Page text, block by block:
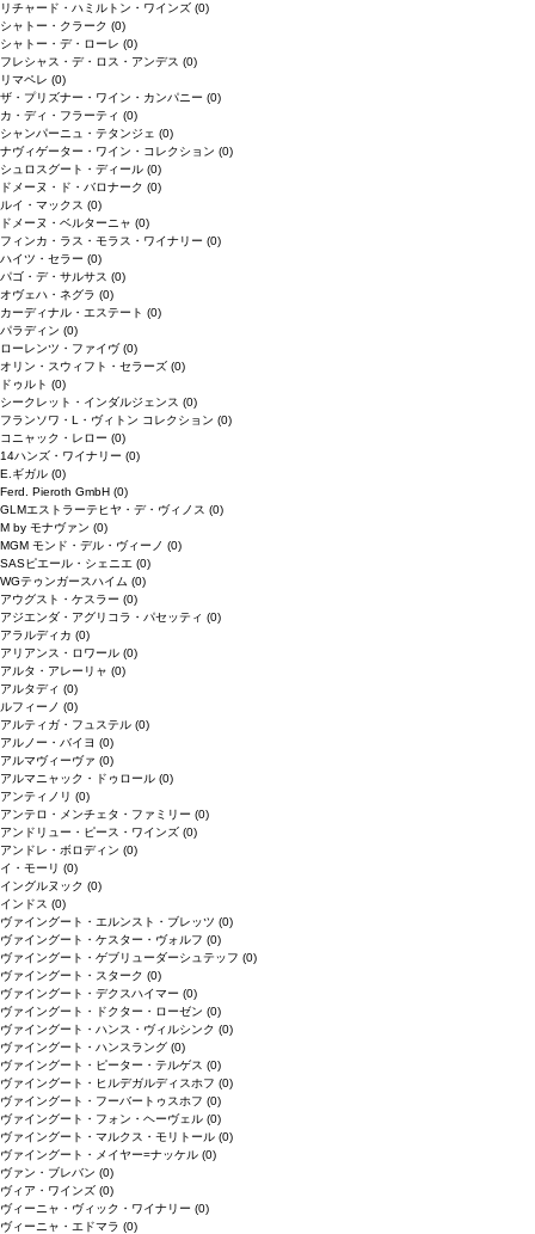
リチャード・ハミルトン・ワインズ (0)
シャトー・クラーク (0)
シャトー・デ・ローレ (0)
フレシャス・デ・ロス・アンデス (0)
リマペレ (0)
ザ・プリズナー・ワイン・カンパニー (0)
カ・ディ・フラーティ (0)
シャンパーニュ・テタンジェ (0)
ナヴィゲーター・ワイン・コレクション (0)
シュロスグート・ディール (0)
ドメーヌ・ド・バロナーク (0)
ルイ・マックス (0)
ドメーヌ・ベルターニャ (0)
フィンカ・ラス・モラス・ワイナリー (0)
ハイツ・セラー (0)
パゴ・デ・サルサス (0)
オヴェハ・ネグラ (0)
カーディナル・エステート (0)
パラディン (0)
ローレンツ・ファイヴ(0)
オリン・スウィフト・セラーズ (0)
ドゥルト (0)
シークレット・インダルジェンス (0)
フランソワ・L・ヴィトン コレクション (0)
コニャック・レロー (0)
14ハンズ・ワイナリー (0)
E.ギガル (0)
Ferd. Pieroth GmbH (0)
GLMエストラーテヒヤ・デ・ヴィノス (0)
M by モナヴァン (0)
MGM モンド・デル・ヴィーノ (0)
SASピエール・シェニエ (0)
WGテゥンガースハイム (0)
アウグスト・ケスラー (0)
アジエンダ・アグリコラ・パセッティ (0)
アラルディカ (0)
アリアンス・ロワール (0)
アルタ・アレーリャ (0)
アルタディ (0)
ルフィーノ (0)
アルティガ・フュステル (0)
アルノー・バイヨ (0)
アルマヴィーヴァ (0)
アルマニャック・ドゥロール (0)
アンティノリ (0)
アンテロ・メンチェタ・ファミリー (0)
アンドリュー・ピース・ワインズ (0)
アンドレ・ボロディン (0)
イ・モーリ (0)
イングルヌック (0)
インドス (0)
ヴァイングート・エルンスト・ブレッツ (0)
ヴァイングート・ケスター・ヴォルフ (0)
ヴァイングート・ゲブリューダーシュテッフ (0)
ヴァイングート・スターク (0)
ヴァイングート・デクスハイマー (0)
ヴァイングート・ドクター・ローゼン (0)
ヴァイングート・ハンス・ヴィルシンク (0)
ヴァイングート・ハンスラング (0)
ヴァイングート・ピーター・テルゲス (0)
ヴァイングート・ヒルデガルディスホフ (0)
ヴァイングート・フーバートゥスホフ (0)
ヴァイングート・フォン・ヘーヴェル (0)
ヴァイングート・マルクス・モリトール (0)
ヴァイングート・メイヤー=ナッケル (0)
ヴァン・ブレバン (0)
ヴィア・ワインズ (0)
ヴィーニャ・ヴィック・ワイナリー (0)
ヴィーニャ・エドマラ (0)